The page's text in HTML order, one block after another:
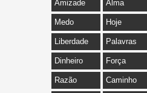
Amizade Alma
Medo Hoje
Liberdade Palavras
Dinheiro Força
Razão Caminho